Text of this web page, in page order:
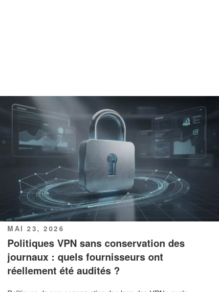
PUBLIÉ
LE
MAI 23, 2026
Politiques VPN sans conservation des
journaux : quels fournisseurs ont
réellement été audités ?